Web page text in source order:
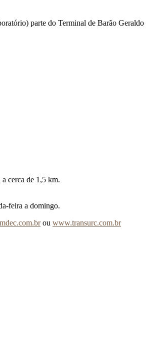
parte do Terminal de Barão
cerca de 1,5 km.
feira a domingo.
ou www.transurc.com.br